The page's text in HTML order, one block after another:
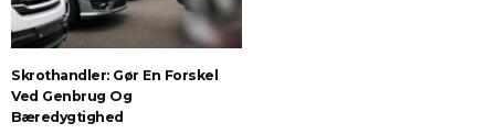
Skrothandler: Gør En Forskel
Ved Genbrug Og
Bæredygtighed